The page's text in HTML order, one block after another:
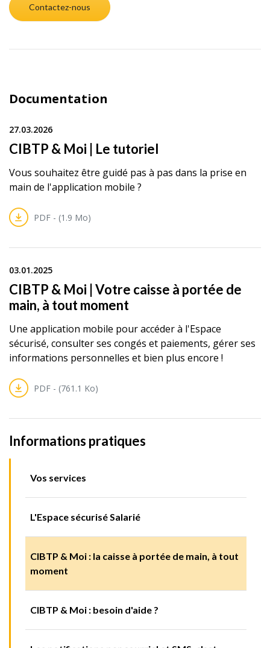
Contactez-nous
Documentation
27.03.2026
CIBTP & Moi | Le tutoriel
Vous souhaitez être guidé pas à pas dans la prise en
main de l'application mobile ?
PDF - (1.9 Mo)
03.01.2025
CIBTP & Moi | Votre caisse à portée de
main, à tout moment
Une application mobile pour accéder à l'Espace
sécurisé, consulter ses congés et paiements, gérer ses
informations personnelles et bien plus encore !
PDF - (761.1 Ko)
Informations pratiques
Vos services
L'Espace sécurisé Salarié
CIBTP & Moi : la caisse à portée de main, à tout
moment
CIBTP & Moi : besoin d'aide ?